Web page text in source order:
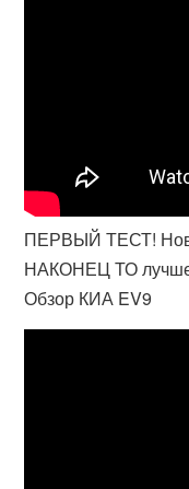
ПЕРВЫЙ ТЕСТ!
НАКОНЕЦ ТО лучше
Обзор КИА EV9